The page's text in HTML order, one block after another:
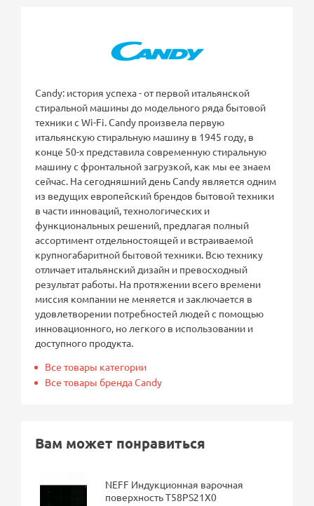
Candy: история успеха - от первой итальянской
стиральной машины до модельного ряда бытовой
техники с Wi-Fi. Candy произвела первую
итальянскую стиральную машину в 1945 году, в
конце 50-х представила современную стиральную
машину с фронтальной загрузкой, как мы ее знаем
сейчас. На сегодняшний день Candy является одним
из ведущих европейский брендов бытовой техники
в части инноваций, технологических и
функциональных решений, предлагая полный
ассортимент отдельностоящей и встраиваемой
крупногабаритной бытовой техники. Всю технику
отличает итальянский дизайн и превосходный
результат работы. На протяжении всего времени
миссия компании не меняется и заключается в
удовлетворении потребностей людей с помощью
инновационного, но легкого в использовании и
доступного продукта.
Все товары категории
Все товары бренда Candy
Вам может понравиться
NEFF Индукционная варочная
поверхность T58PS21X0